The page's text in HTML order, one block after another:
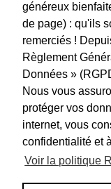
généreux
de page) : qu'ils
remerciés !
Règlement
Données »
Nous vous
protéger vos
internet, vous
confidentialité et
Voir la politique